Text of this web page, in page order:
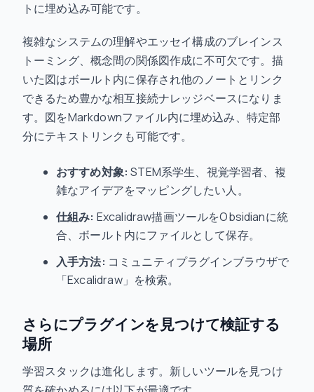
トに埋め込み可能です。
複雑なシステムの理解やエッセイ構成のブレインス
トーミング、概念間の関係図作成に不可欠です。描
いた図はボールト内に保存され他のノートとリンク
できるため豊かな相互接続ナレッジベースになりま
す。図をMarkdownファイル内に埋め込み、特定部
分にテキストリンクも可能です。
おすすめ対象: STEM系学生、視覚学習者、複
雑なアイデアをマッピングしたい人。
仕組み: Excalidraw描画ツールをObsidianに統
合、ボールト内にファイルとして保存。
入手方法: コミュニティプラグインブラウザで
「Excalidraw」を検索。
さらにプラグインを見つけて検証する
場所
学習スタックは進化します。新しいツールを見つけ